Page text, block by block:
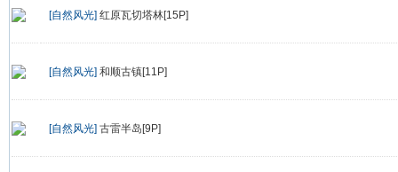
[自然风光] 红原瓦切塔林[15P]
[自然风光] 和顺古镇[11P]
[自然风光] 古雷半岛[9P]